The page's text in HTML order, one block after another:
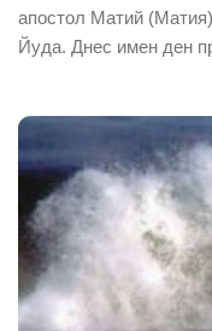
апостол Матий
Йуда. Днес имен ден